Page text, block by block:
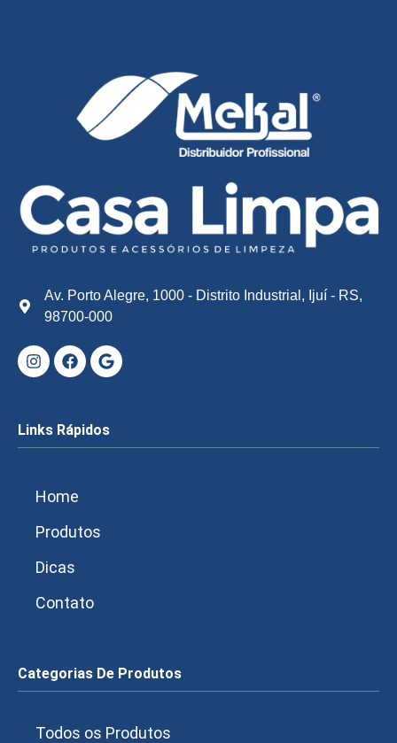
Av. Porto Alegre, 1000 - Distrito Industrial, Ijuí - RS,
98700-000
Links Rápidos
Home
Produtos
Dicas
Contato
Categorias De Produtos
Todos os Produtos